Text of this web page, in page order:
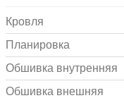
Кровля
Планировка
Обшивка внутренняя
Обшивка внешняя